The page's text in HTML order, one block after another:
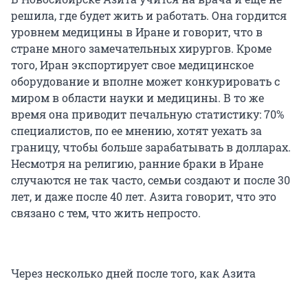
решила, где будет жить и работать. Она гордится
уровнем медицины в Иране и говорит, что в
стране много замечательных хирургов. Кроме
того, Иран экспортирует свое медицинское
оборудование и вполне может конкурировать с
миром в области науки и медицины. В то же
время она приводит печальную статистику: 70%
специалистов, по ее мнению, хотят уехать за
границу, чтобы больше зарабатывать в долларах.
Несмотря на религию, ранние браки в Иране
случаются не так часто, семьи создают и после 30
лет, и даже после 40 лет. Азита говорит, что это
связано с тем, что жить непросто.
Через несколько дней после того, как Азита